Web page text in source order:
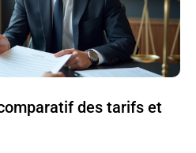
des tarifs et